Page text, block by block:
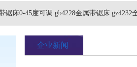
锯床0-45度可调 gb4228金属带锯床 gz4232
企业新闻